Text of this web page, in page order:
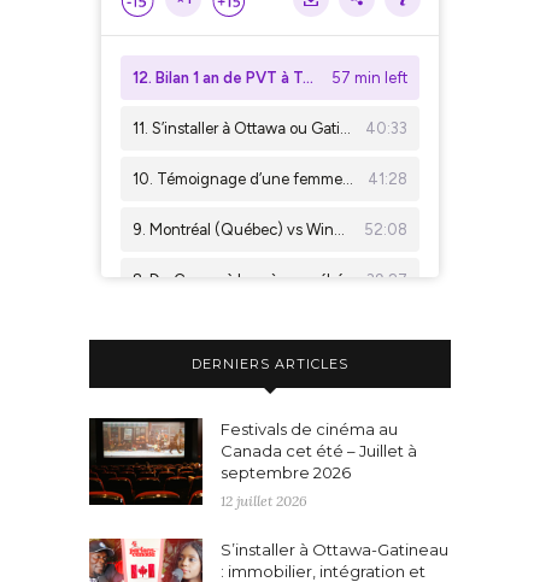
DERNIERS ARTICLES
Festivals de cinéma au
Canada cet été – Juillet à
septembre 2026
12 juillet 2026
S’installer à Ottawa-Gatineau
: immobilier, intégration et